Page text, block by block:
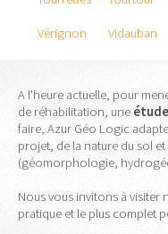
Vérignon
Vidauban
A l'heure actuelle, pour
de réhabilitation, une étude
faire, Azur Géo Logic
projet, de la nature du sol
(géomorphologie,
Nous vous invitons à visiter
pratique et le plus complet